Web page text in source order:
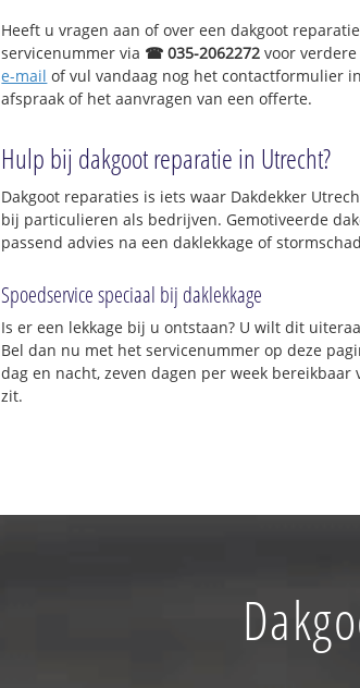
Heeft u vragen aan of over een dakgoot
servicenummer via ☎ 035-2062272 voor
e-mail of vul vandaag nog het contactformulier
afspraak of het aanvragen van een offerte.
Hulp bij dakgoot reparatie in Utrecht?
Dakgoot reparaties is iets waar Dakdekker
bij particulieren als bedrijven. Gemotiveerde
passend advies na een daklekkage of
Spoedservice speciaal bij daklekkage
Is er een lekkage bij u ontstaan? U wilt dit
Bel dan nu met het servicenummer op deze
dag en nacht, zeven dagen per week
zit.